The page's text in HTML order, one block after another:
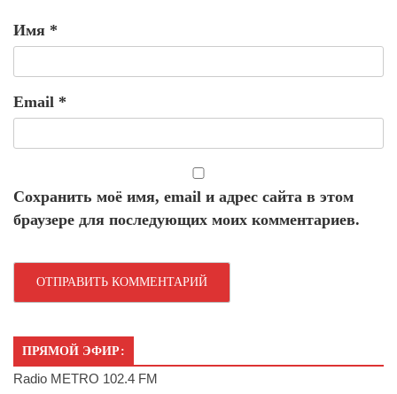
Имя *
Email *
Сохранить моё имя, email и адрес сайта в этом
браузере для последующих моих комментариев.
ПРЯМОЙ ЭФИР:
Radio METRO 102.4 FM